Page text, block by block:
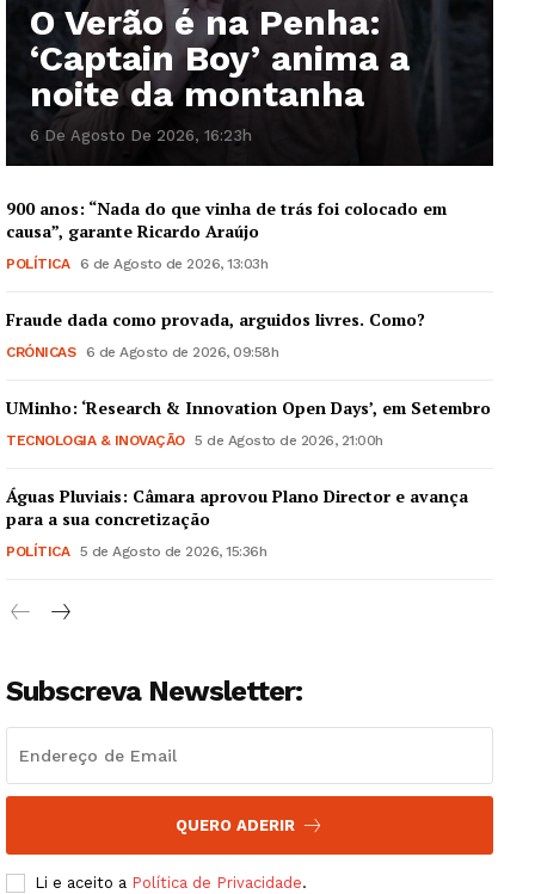
Guimarães, agora!
SUBSCREVA JÁ!
Institucional
Edição Digital
Grande Entrevista
Publicidade
O Verão é na Penha:
‘Captain Boy’ anima a
noite da montanha
6 De Agosto De 2026, 16:23h
900 anos: “Nada do que vinha de trás foi colocado em
causa”, garante Ricardo Araújo
POLÍTICA 6 de Agosto de 2026, 13:03h
Fraude dada como provada, arguidos livres. Como?
CRÓNICAS 6 de Agosto de 2026, 09:58h
UMinho: ‘Research & Innovation Open Days’, em Setembro
TECNOLOGIA & INOVAÇÃO 5 de Agosto de 2026, 21:00h
Águas Pluviais: Câmara aprovou Plano Director e avança
para a sua concretização
POLÍTICA 5 de Agosto de 2026, 15:36h
Subscreva Newsletter:
QUERO ADERIR
Li e aceito a Política de Privacidade.